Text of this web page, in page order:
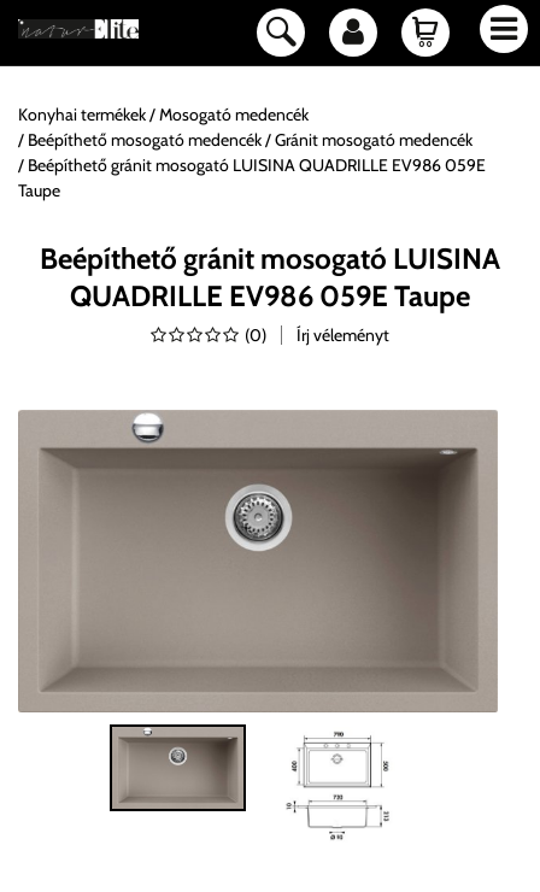
Konyhai termékek
Mosogató medencék
Beépíthető mosogató medencék
Gránit mosogató medencék
Beépíthető gránit mosogató LUISINA QUADRILLE EV986 059E
Taupe
Beépíthető gránit mosogató LUISINA
QUADRILLE EV986 059E Taupe
(0) Írj véleményt